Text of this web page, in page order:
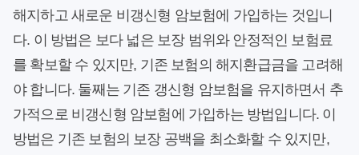
해지하고 새로운 비갱신형 암보험에 가입하는 것입니
다. 이 방법은 보다 넓은 보장 범위와 안정적인 보험료
를 확보할 수 있지만, 기존 보험의 해지환급금을 고려해
야 합니다. 둘째는 기존 갱신형 암보험을 유지하면서 추
가적으로 비갱신형 암보험에 가입하는 방법입니다. 이
방법은 기존 보험의 보장 공백을 최소화할 수 있지만,